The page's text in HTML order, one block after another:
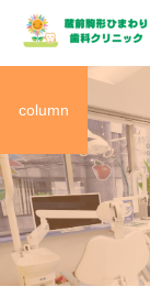
column